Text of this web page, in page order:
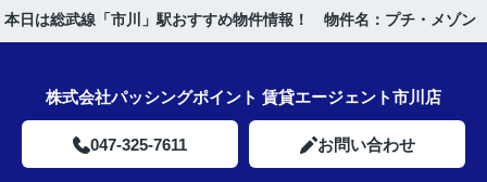
本日は総武線「市川」駅おすすめ物件情報！ 物件名：プチ・メゾン
株式会社パッシングポイント 賃貸エージェント市川店
047-325-7611 お問い合わせ